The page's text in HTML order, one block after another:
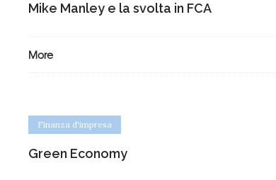
Mike Manley e la svolta in FCA
More
Finanza d'impresa
Green Economy